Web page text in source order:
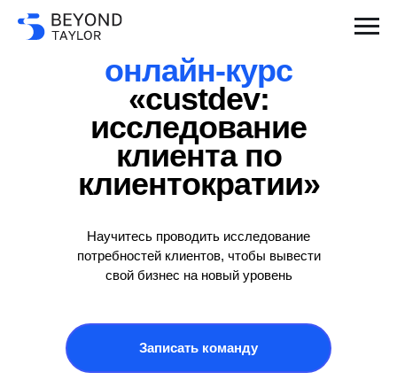
Научитесь проводить исследование
потребностей клиентов, чтобы вывести
свой бизнес на новый уровень
онлайн-курс
«custdev:
исследование
клиента по
клиентократии»
Записать команду